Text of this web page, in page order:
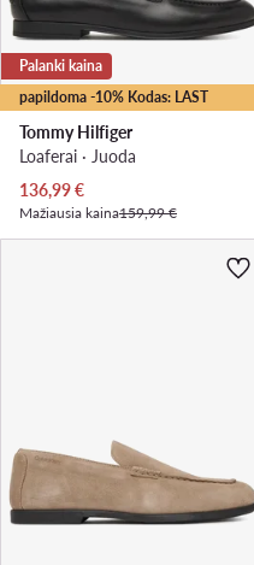
papildoma -10% Kodas: LAST
Palanki kaina
Tommy Hilfiger
Loaferai · Juoda
Dabartinė kaina
136,99€
Mažiausia kaina159,99 €